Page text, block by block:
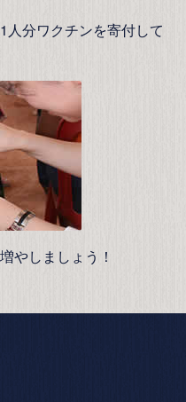
分ワクチンを寄付して
やしましょう！